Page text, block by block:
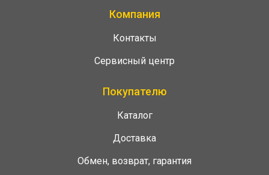
Компания
Контакты
Сервисный центр
Покупателю
Каталог
Доставка
Обмен, возврат, гарантия